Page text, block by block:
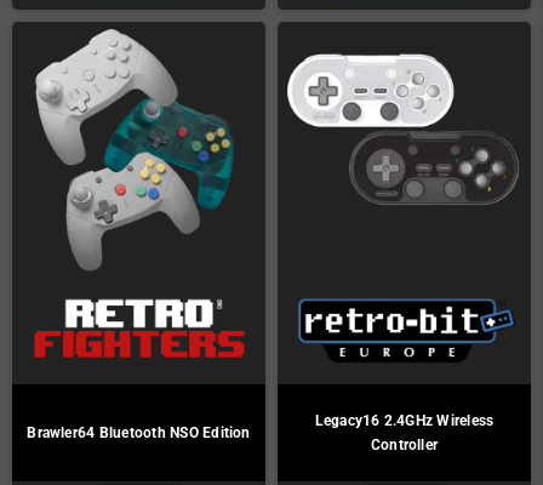
Brawler64 Bluetooth NSO Edition
Legacy16 2.4GHz Wireless
Controller